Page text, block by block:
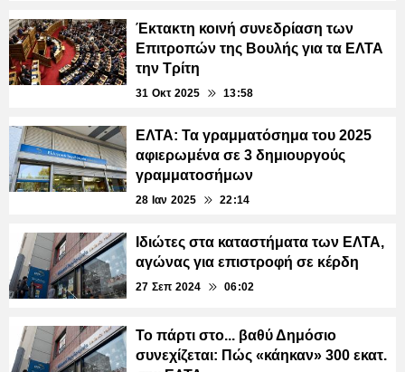
Έκτακτη κοινή συνεδρίαση των
Επιτροπών της Βουλής για τα ΕΛΤΑ
την Τρίτη
31 Οκτ 2025 13:58
ΕΛΤΑ: Τα γραμματόσημα του 2025
αφιερωμένα σε 3 δημιουργούς
γραμματοσήμων
28 Ιαν 2025 22:14
Ιδιώτες στα καταστήματα των ΕΛΤΑ,
αγώνας για επιστροφή σε κέρδη
27 Σεπ 2024 06:02
Το πάρτι στο... βαθύ Δημόσιο
συνεχίζεται: Πώς «κάηκαν» 300 εκατ.